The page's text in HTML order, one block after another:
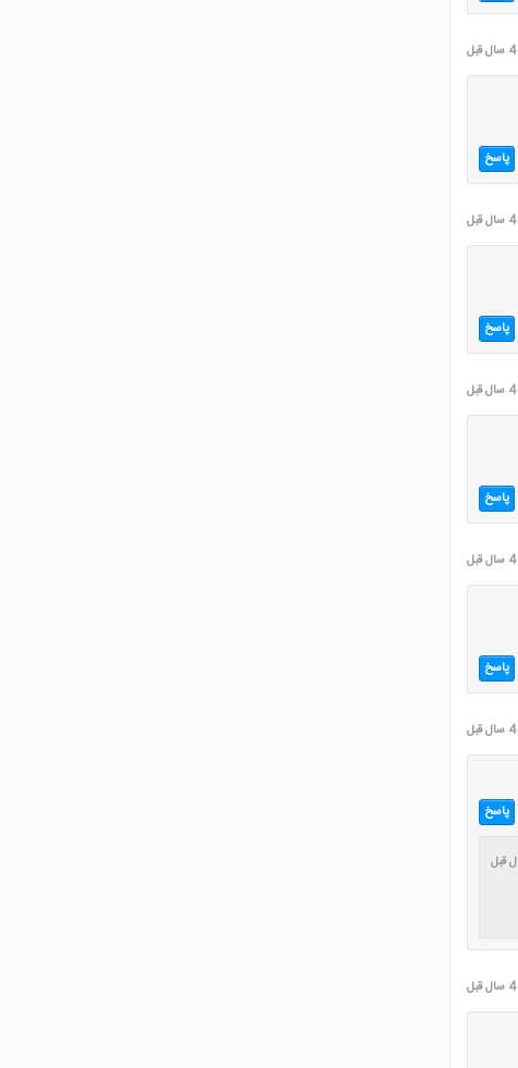
4 سال قبل
پاسخ
4 سال قبل
پاسخ
4 سال قبل
پاسخ
4 سال قبل
پاسخ
4 سال قبل
پاسخ
4 سال قبل